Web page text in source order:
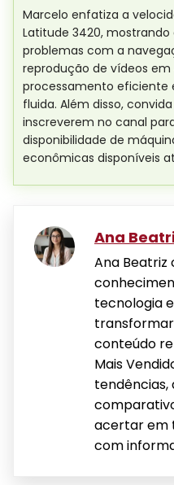
Marcelo enfatiza a
Latitude 3420,
problemas com a
reprodução de vídeos em
processamento eficiente
fluida. Além disso,
inscreverem no canal
disponibilidade de
econômicas disponíveis
Ana
Ana Beatriz
tecnologia
conteúdo
Mais
tendências,
acertar em
com